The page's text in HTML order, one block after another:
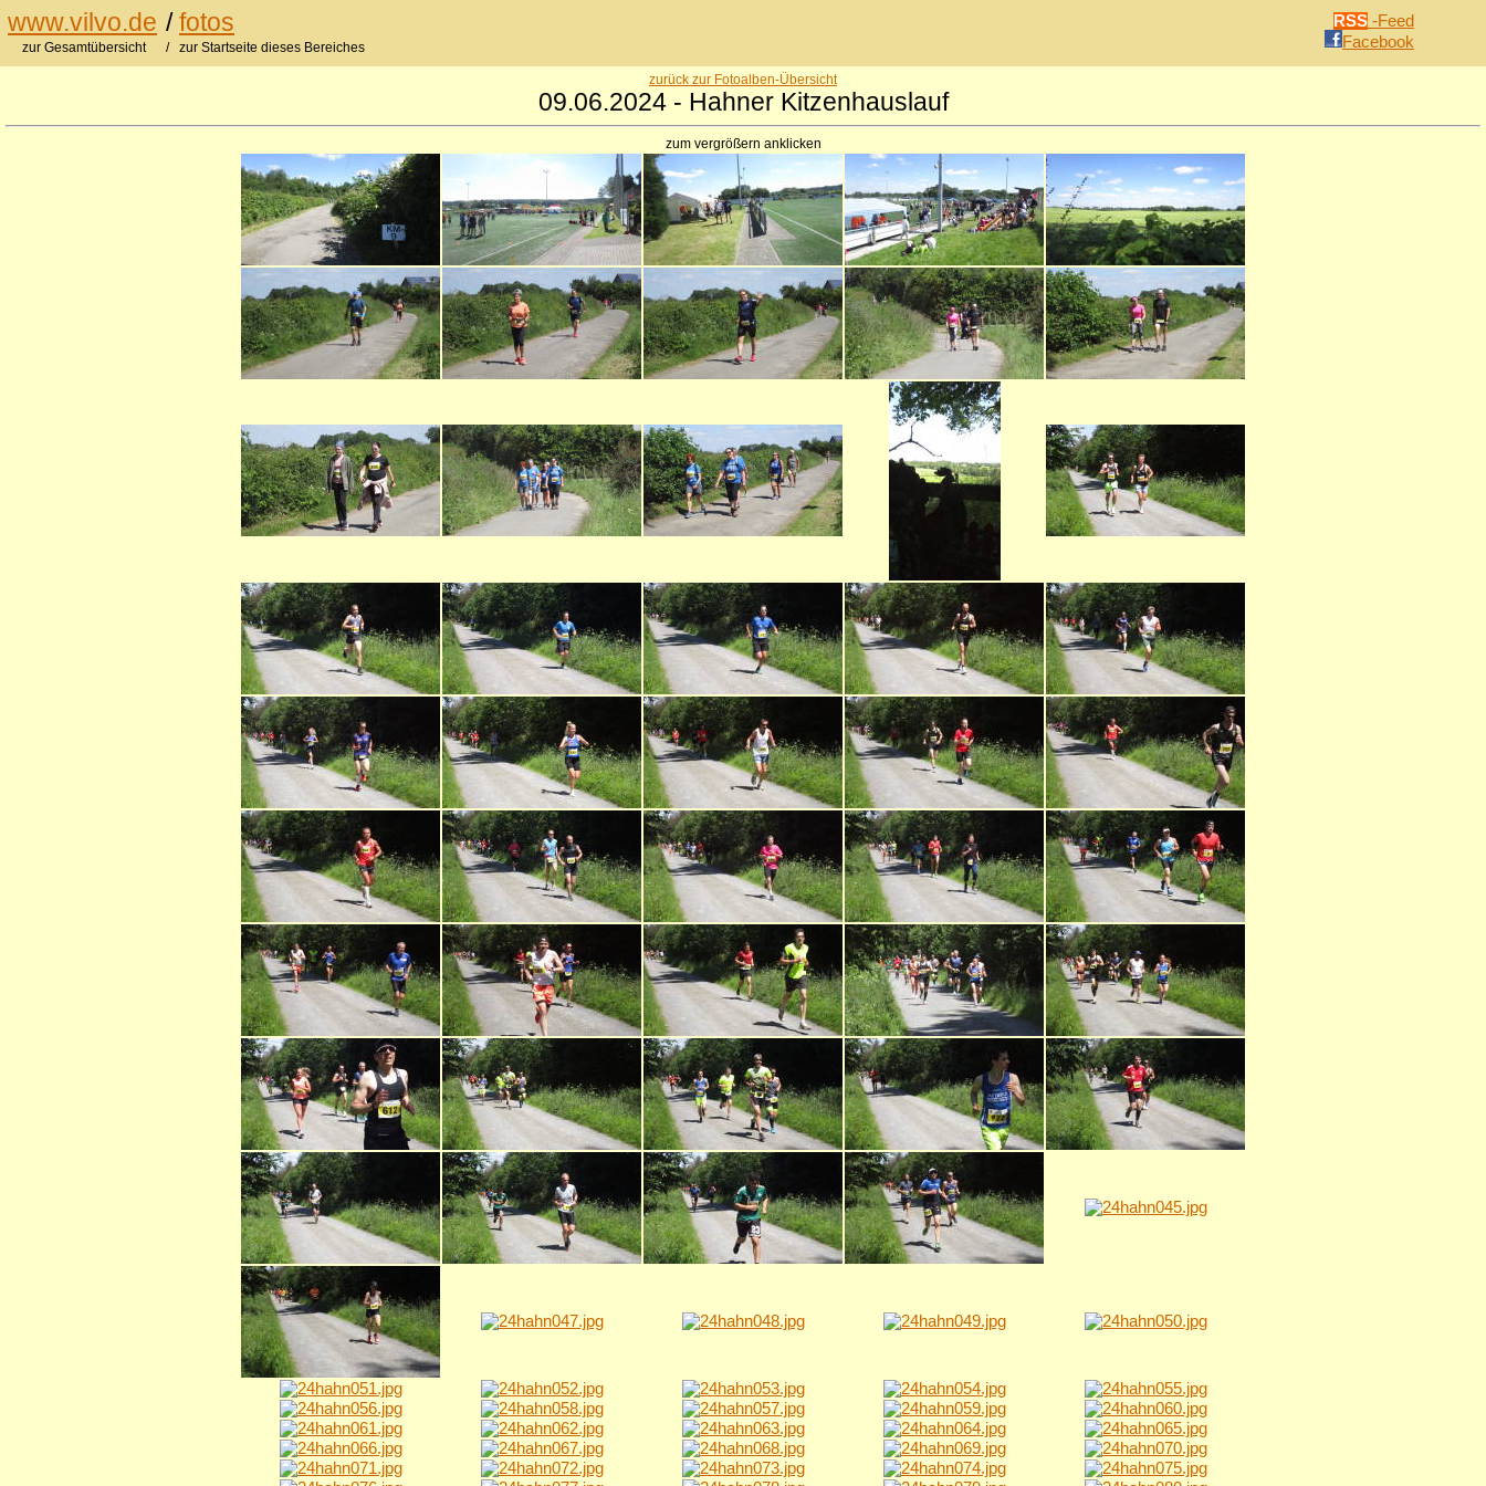
www.vilvo.de /fotos RSS -Feed
Facebook
zur Gesamtübersicht / zur Startseite dieses Bereiches
zurück zur Fotoalben-Übersicht
09.06.2024 - Hahner Kitzenhauslauf
zum vergrößern anklicken